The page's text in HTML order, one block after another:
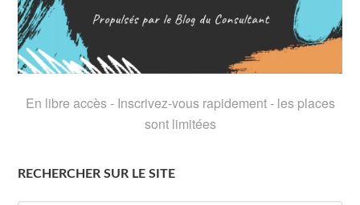
En libre accès - Inscrivez-vous rapidement - les places
sont limitées
RECHERCHER SUR LE SITE